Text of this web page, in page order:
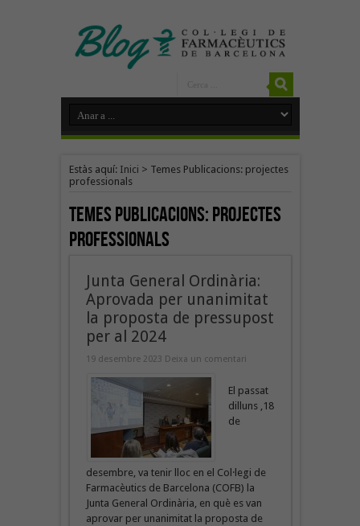
Estàs aquí: Inici > Temes Publicacions: projectes
professionals
Temes Publicacions:projectes
professionals
Junta General Ordinària:
Aprovada per unanimitat
la proposta de pressupost
per al 2024
19 desembre 2023 Deixa un comentari
El passat
dilluns ,18
de
desembre, va tenir lloc en el Col·legi de
Farmacèutics de Barcelona (COFB) la
Junta General Ordinària, en què es van
aprovar per unanimitat la proposta de